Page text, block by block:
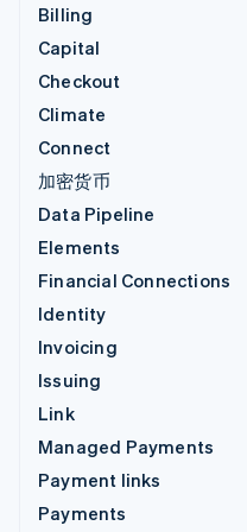
Billing
Capital
Checkout
Climate
Connect
加密货币
Data Pipeline
Elements
Financial Connections
Identity
Invoicing
Issuing
Link
Managed Payments
Payment links
Payments